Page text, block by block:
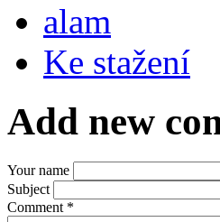
alam
Ke stažení
Add new
Your name
Subject
Comment *